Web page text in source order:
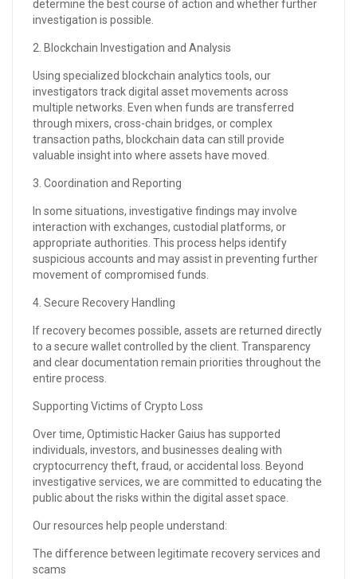
determine the best course of action and whether further
investigation is possible.
2. Blockchain Investigation and Analysis
Using specialized blockchain analytics tools, our
investigators track digital asset movements across
multiple networks. Even when funds are transferred
through mixers, cross-chain bridges, or complex
transaction paths, blockchain data can still provide
valuable insight into where assets have moved.
3. Coordination and Reporting
In some situations, investigative findings may involve
interaction with exchanges, custodial platforms, or
appropriate authorities. This process helps identify
suspicious accounts and may assist in preventing further
movement of compromised funds.
4. Secure Recovery Handling
If recovery becomes possible, assets are returned directly
to a secure wallet controlled by the client. Transparency
and clear documentation remain priorities throughout the
entire process.
Supporting Victims of Crypto Loss
Over time, Optimistic Hacker Gaius has supported
individuals, investors, and businesses dealing with
cryptocurrency theft, fraud, or accidental loss. Beyond
investigative services, we are committed to educating the
public about the risks within the digital asset space.
Our resources help people understand:
The difference between legitimate recovery services and
scams